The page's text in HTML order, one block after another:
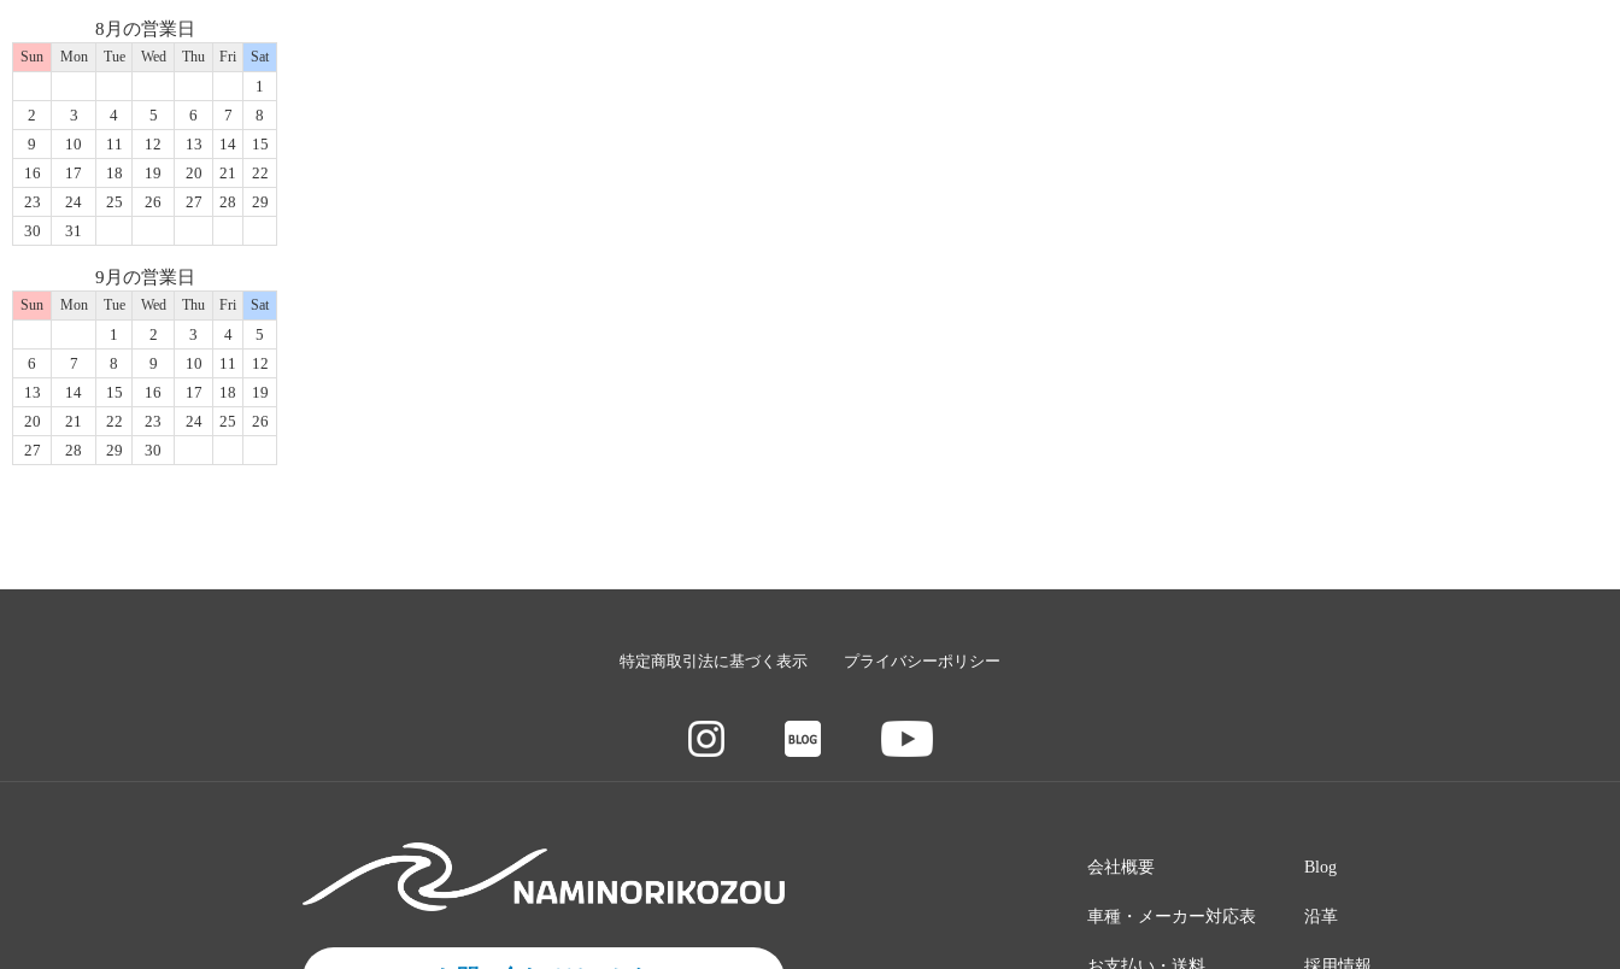
8月の営業日
Sun Mon Tue Wed Thu Fri Sat
1
2
3 4 5 6 7
8
9
10 11 12 13 14
15
16
17 18 19 20 21
22
23
24 25 26 27 28
29
30
31
9月の営業日
Sun Mon Tue Wed Thu Fri Sat
1 2 3 4
5
6
7 8 9 10 11
12
13
14 15 16 17 18
19
20
21 22 23 24 25
26
27
28 29 30
特定商取引法に基づく表示 プライバシーポリシー
会社概要
車種・メーカー対応表
Blog
沿革